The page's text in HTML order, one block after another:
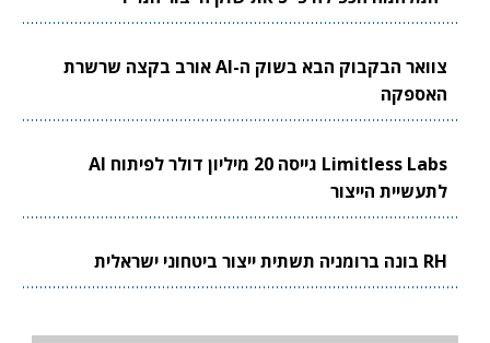
צוואר הבקבוק הבא בשוק ה-AI אורב בקצה שרשרת
האספקה
Limitless Labs גייסה 20 מיליון דולר לפיתוח AI
לתעשיית הייצור
RH בונה ברומניה תשתית ייצור ביטחוני ישראלית